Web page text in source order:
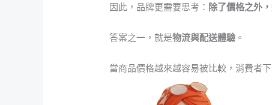
因此，品牌更需要思考： 除了價格之外
答案之一，就是物流與配送體驗 。
當商品價格越來越容易被比較，消費者